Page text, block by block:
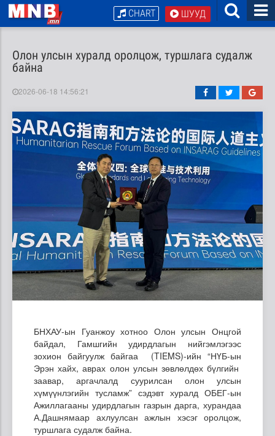
ШУУД
CHART
Олон улсын хуралд оролцож, туршлага судалж
байна
2026-06-18 14:56:21
БНХАУ-ын Гуанжоу хотноо Олон улсын Онцгой
байдал, Гамшгийн удирдлагын нийгэмлэгээс
зохион байгуулж байгаа (TIEMS)-ийн “НҮБ-ын
Эрэн хайх, аврах олон улсын зөвлөлдөх бүлгийн
заавар, аргачлалд суурилсан олон улсын
хүмүүнлэгийн тусламж” сэдэвт хуралд ОБЕГ-ын
Ажиллагааны удирдлагын газрын дарга, хурандаа
А.Дашнямаар ахлуулсан ажлын хэсэг оролцож,
туршлага судалж байна.